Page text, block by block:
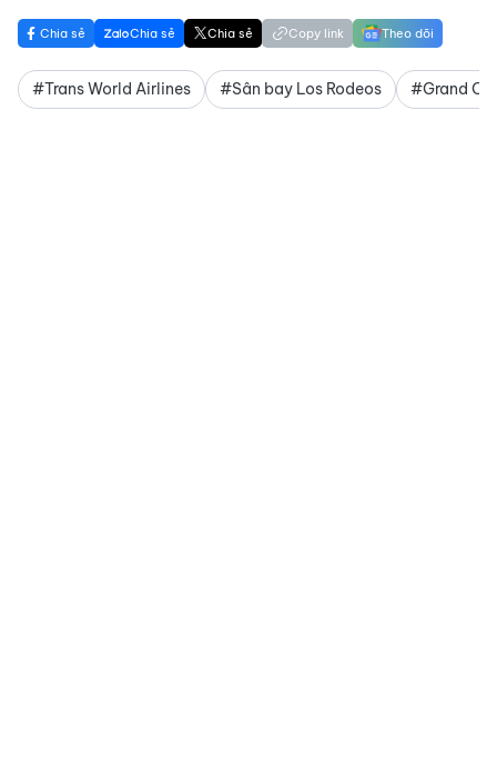
Chia sẻ Chia sẻ Chia sẻ Copy link Theo dõi
#Trans World Airlines #Sân bay Los Rodeos #Grand